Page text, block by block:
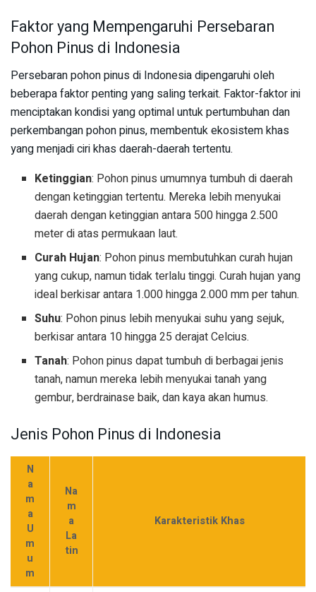
Faktor yang Mempengaruhi Persebaran
Pohon Pinus di Indonesia
Persebaran pohon pinus di Indonesia dipengaruhi oleh
beberapa faktor penting yang saling terkait. Faktor-faktor ini
menciptakan kondisi yang optimal untuk pertumbuhan dan
perkembangan pohon pinus, membentuk ekosistem khas
yang menjadi ciri khas daerah-daerah tertentu.
Ketinggian: Pohon pinus umumnya tumbuh di daerah
dengan ketinggian tertentu. Mereka lebih menyukai
daerah dengan ketinggian antara 500 hingga 2.500
meter di atas permukaan laut.
Curah Hujan: Pohon pinus membutuhkan curah hujan
yang cukup, namun tidak terlalu tinggi. Curah hujan yang
ideal berkisar antara 1.000 hingga 2.000 mm per tahun.
Suhu: Pohon pinus lebih menyukai suhu yang sejuk,
berkisar antara 10 hingga 25 derajat Celcius.
Tanah: Pohon pinus dapat tumbuh di berbagai jenis
tanah, namun mereka lebih menyukai tanah yang
gembur, berdrainase baik, dan kaya akan humus.
Jenis Pohon Pinus di Indonesia
N
a
m
a
U
m
u
m
Na
m
a
La
tin
Karakteristik Khas